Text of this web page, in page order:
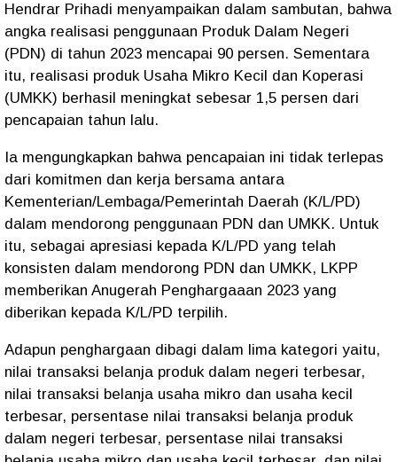
Hendrar Prihadi menyampaikan dalam sambutan, bahwa
angka realisasi penggunaan Produk Dalam Negeri
(PDN) di tahun 2023 mencapai 90 persen. Sementara
itu, realisasi produk Usaha Mikro Kecil dan Koperasi
(UMKK) berhasil meningkat sebesar 1,5 persen dari
pencapaian tahun lalu.
Ia mengungkapkan bahwa pencapaian ini tidak terlepas
dari komitmen dan kerja bersama antara
Kementerian/Lembaga/Pemerintah Daerah (K/L/PD)
dalam mendorong penggunaan PDN dan UMKK. Untuk
itu, sebagai apresiasi kepada K/L/PD yang telah
konsisten dalam mendorong PDN dan UMKK, LKPP
memberikan Anugerah Penghargaaan 2023 yang
diberikan kepada K/L/PD terpilih.
Adapun penghargaan dibagi dalam lima kategori yaitu,
nilai transaksi belanja produk dalam negeri terbesar,
nilai transaksi belanja usaha mikro dan usaha kecil
terbesar, persentase nilai transaksi belanja produk
dalam negeri terbesar, persentase nilai transaksi